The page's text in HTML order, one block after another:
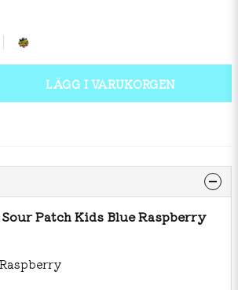
LÄGG I VARUKORGEN
Patch Kids Blue Raspberry